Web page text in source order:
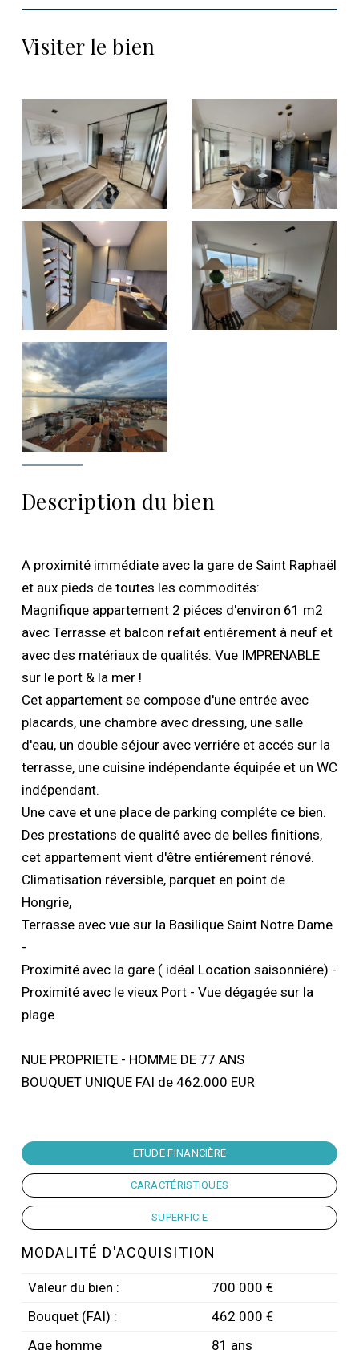
Visiter le bien
Description du bien
A proximité immédiate avec la gare de Saint Raphaël
et aux pieds de toutes les commodités:
Magnifique appartement 2 piéces d'environ 61 m2
avec Terrasse et balcon refait entiérement à neuf et
avec des matériaux de qualités. Vue IMPRENABLE
sur le port & la mer !
Cet appartement se compose d'une entrée avec
placards, une chambre avec dressing, une salle
d'eau, un double séjour avec verriére et accés sur la
terrasse, une cuisine indépendante équipée et un WC
indépendant.
Une cave et une place de parking compléte ce bien.
Des prestations de qualité avec de belles finitions,
cet appartement vient d'être entiérement rénové.
Climatisation réversible, parquet en point de
Hongrie,
Terrasse avec vue sur la Basilique Saint Notre Dame
-
Proximité avec la gare ( idéal Location saisonniére) -
Proximité avec le vieux Port - Vue dégagée sur la
plage
NUE PROPRIETE - HOMME DE 77 ANS
BOUQUET UNIQUE FAI de 462.000 EUR
ETUDE FINANCIÈRE
CARACTÉRISTIQUES
SUPERFICIE
MODALITÉ D'ACQUISITION
Valeur du bien :
700 000 €
Bouquet (FAI) :
462 000 €
Age homme
81 ans